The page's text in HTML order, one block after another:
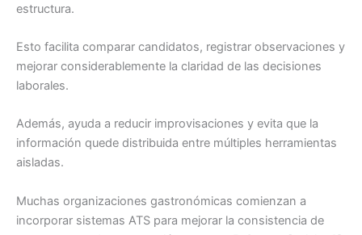
estructura.
Esto facilita comparar candidatos, registrar observaciones y
mejorar considerablemente la claridad de las decisiones
laborales.
Además, ayuda a reducir improvisaciones y evita que la
información quede distribuida entre múltiples herramientas
aisladas.
Muchas organizaciones gastronómicas comienzan a
incorporar sistemas ATS para mejorar la consistencia de